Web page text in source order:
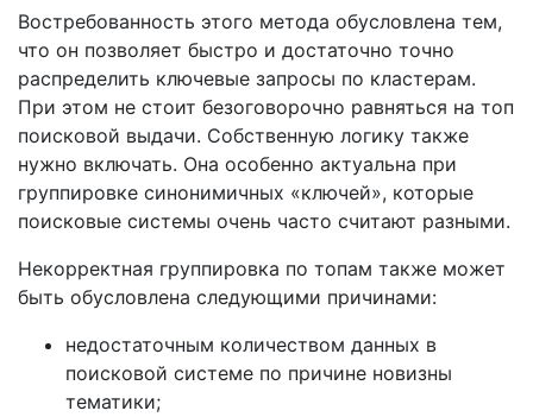
Востребованность этого метода обусловлена тем,
что он позволяет быстро и достаточно точно
распределить ключевые запросы по кластерам.
При этом не стоит безоговорочно равняться на топ
поисковой выдачи. Собственную логику также
нужно включать. Она особенно актуальна при
группировке синонимичных «ключей», которые
поисковые системы очень часто считают разными.
Некорректная группировка по топам также может
быть обусловлена следующими причинами:
недостаточным количеством данных в
поисковой системе по причине новизны
тематики;